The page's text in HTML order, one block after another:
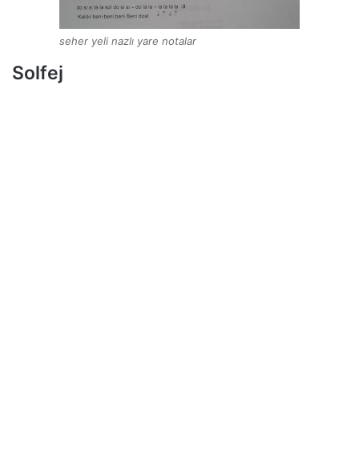
seher yeli nazlı yare notalar
Solfej